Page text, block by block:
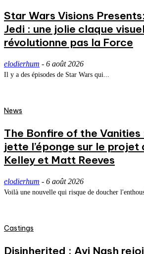
Star Wars Visions
Jedi : une jolie claque
révolutionne pas la Force
elodierhum - 6 août 2026
Il y a des épisodes de Star Wars qui...
News
The Bonfire of the Vanities
jette l’éponge sur le projet
Kelley et Matt Reeves
elodierhum - 6 août 2026
Voilà une nouvelle qui risque de doucher
Castings
Disinherited : Avi Nash